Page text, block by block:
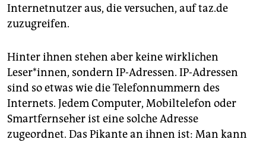
Internetnutzer aus, die versuchen, auf taz.de
zuzugreifen.
Hinter ihnen stehen aber keine wirklichen
Leser*innen, sondern IP-Adressen. IP-Adressen
sind so etwas wie die Telefonnummern des
Internets. Jedem Computer, Mobiltelefon oder
Smartfernseher ist eine solche Adresse
zugeordnet. Das Pikante an ihnen ist: Man kann